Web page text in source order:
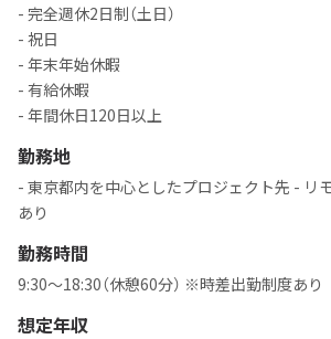
- 完全週休2日制（土日）
- 祝日
- 年末年始休暇
- 有給休暇
- 年間休日120日以上
勤務地
- 東京都内を中心としたプロジェクト先 - リ
あり
勤務時間
9:30～18:30（休憩60分） ※時差出勤制度あり
想定年収